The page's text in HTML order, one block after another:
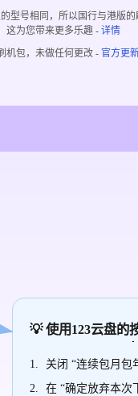
型号相同，所以国行与港版的
这为您带来更多乐趣 -详情
机包，未做任何更改 - 官方更
💡 使用123云盘的
关闭 “连续包月包
在 “确定放弃本次